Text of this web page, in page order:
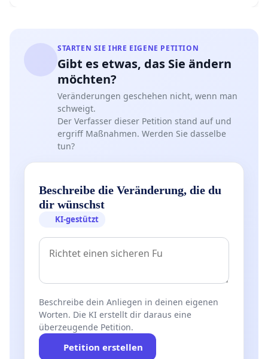
STARTEN SIE IHRE EIGENE PETITION
Gibt es etwas, das Sie ändern
möchten?
Veränderungen geschehen nicht, wenn man
schweigt.
Der Verfasser dieser Petition stand auf und
ergriff Maßnahmen. Werden Sie dasselbe
tun?
Beschreibe die Veränderung, die du
dir wünschst
KI-gestützt
Beschreibe dein Anliegen in deinen eigenen
Worten. Die KI erstellt dir daraus eine
überzeugende Petition.
Petition erstellen